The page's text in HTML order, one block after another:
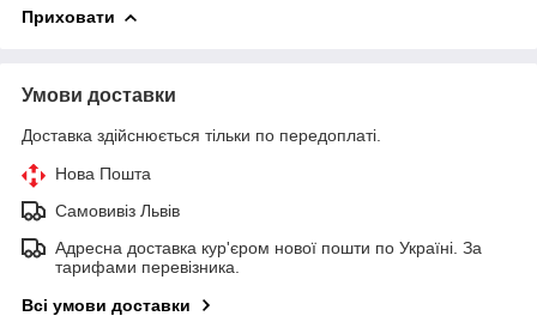
Приховати
Умови доставки
Доставка здійснюється тільки по передоплаті.
Нова Пошта
Самовивіз Львів
Адресна доставка кур'єром нової пошти по Україні. За
тарифами перевізника.
Всі умови доставки